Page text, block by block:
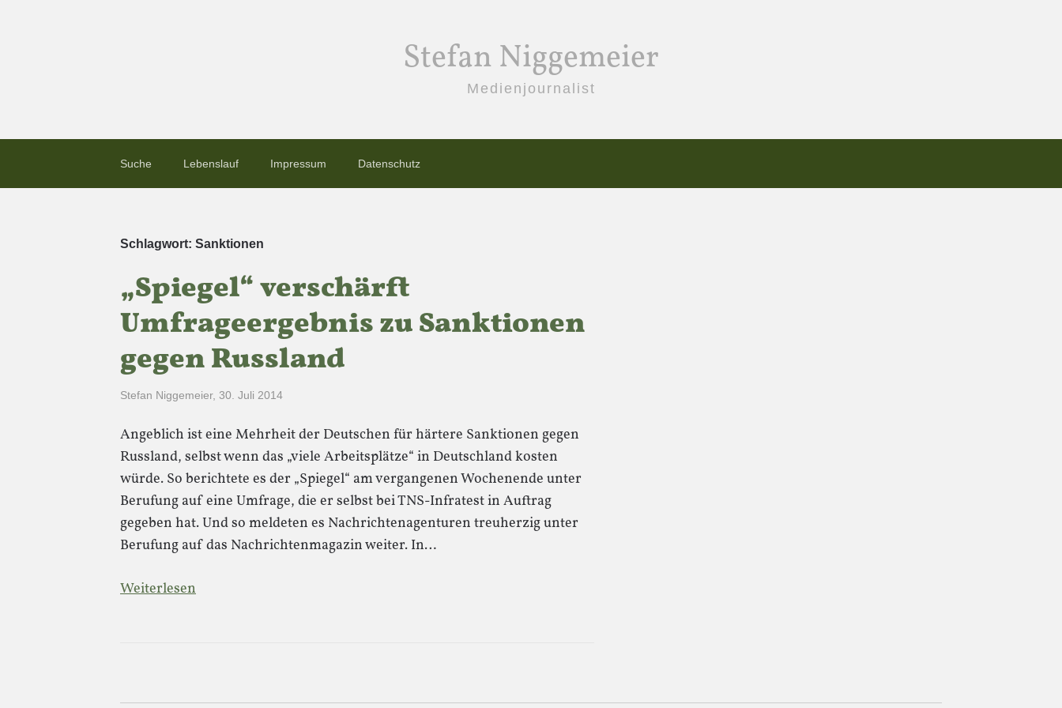
Stefan Niggemeier
Medienjournalist
Suche Lebenslauf Impressum Datenschutz
Schlagwort: Sanktionen
„Spiegel“ verschärft
Umfrageergebnis zu Sanktionen
gegen Russland
Stefan Niggemeier, 30. Juli 2014
Angeblich ist eine Mehrheit der Deutschen für härtere Sanktionen gegen
Russland, selbst wenn das „viele Arbeitsplätze“ in Deutschland kosten
würde. So berichtete es der „Spiegel“ am vergangenen Wochenende unter
Berufung auf eine Umfrage, die er selbst bei TNS-Infratest in Auftrag
gegeben hat. Und so meldeten es Nachrichtenagenturen treuherzig unter
Berufung auf das Nachrichtenmagazin weiter. In…
Weiterlesen